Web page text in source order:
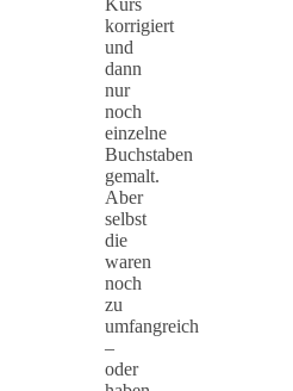
korrigiert
und
dann
nur
noch
einzelne
Buchstaben
gemalt.
Aber
selbst
die
waren
noch
zu
umfangreich
–
oder